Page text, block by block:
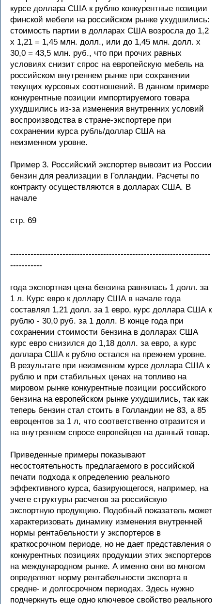
курсе доллара США к рублю конкурентные позиции
финской мебели на российском рынке ухудшились:
стоимость партии в долларах США возросла до 1,2
х 1,21 = 1,45 млн. долл., или до 1,45 млн. долл. х
30,0 = 43,5 млн. руб., что при прочих равных
условиях снизит спрос на европейскую мебель на
российском внутреннем рынке при сохранении
текущих курсовых соотношений. В данном примере
конкурентные позиции импортируемого товара
ухудшились из-за изменения внутренних условий
воспроизводства в стране-экспортере при
сохранении курса рубль/доллар США на
неизменном уровне.
Пример 3. Российский экспортер вывозит из России
бензин для реализации в Голландии. Расчеты по
контракту осуществляются в долларах США. В
начале
стр. 69
---------------------------------------------------------------------
-----------
года экспортная цена бензина равнялась 1 долл. за
1 л. Курс евро к доллару США в начале года
составлял 1,21 долл. за 1 евро, курс доллара США к
рублю - 30,0 руб. за 1 долл. В конце года при
сохранении стоимости бензина в долларах США
курс евро снизился до 1,18 долл. за евро, а курс
доллара США к рублю остался на прежнем уровне.
В результате при неизменном курсе доллара США к
рублю и при стабильных ценах на топливо на
мировом рынке конкурентные позиции российского
бензина на европейском рынке ухудшились, так как
теперь бензин стал стоить в Голландии не 83, а 85
евроцентов за 1 л, что соответственно отразится и
на внутреннем спросе европейцев на данный товар.
Приведенные примеры показывают
несостоятельность предлагаемого в российской
печати подхода к определению реального
эффективного курса, базирующегося, например, на
учете структуры расчетов за российскую
экспортную продукцию. Подобный показатель может
характеризовать динамику изменения внутренней
нормы рентабельности у экспортеров в
краткосрочном периоде, но не дает представления о
конкурентных позициях продукции этих экспортеров
на международном рынке. А именно они во многом
определяют норму рентабельности экспорта в
средне- и долгосрочном периодах. Здесь нужно
подчеркнуть еще одно ключевое свойство реального